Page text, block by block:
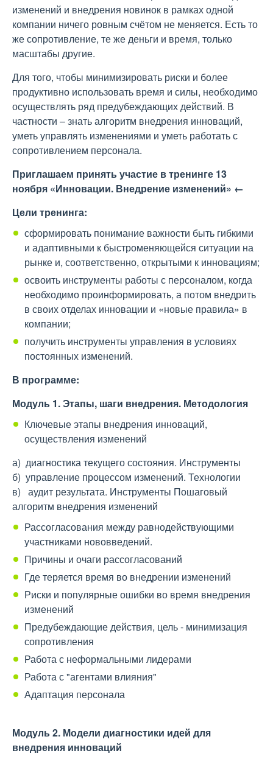
изменений и внедрения новинок в рамках одной
компании ничего ровным счётом не меняется. Есть то
же сопротивление, те же деньги и время, только
масштабы другие.
Для того, чтобы минимизировать риски и более
продуктивно использовать время и силы, необходимо
осуществлять ряд предубеждающих действий. В
частности – знать алгоритм внедрения инноваций,
уметь управлять изменениями и уметь работать с
сопротивлением персонала.
Приглашаем принять участие в тренинге 13
ноября «Инновации. Внедрение изменений» ←
Цели тренинга:
сформировать понимание важности быть гибкими
и адаптивными к быстроменяющейся ситуации на
рынке и, соответственно, открытыми к инновациям;
освоить инструменты работы с персоналом, когда
необходимо проинформировать, а потом внедрить
в своих отделах инновации и «новые правила» в
компании;
получить инструменты управления в условиях
постоянных изменений.
В программе:
Модуль 1.Этапы, шаги внедрения. Методология
Ключевые этапы внедрения инноваций,
осуществления изменений
а) диагностика текущего состояния. Инструменты
б) управление процессом изменений. Технологии
в) аудит результата. Инструменты Пошаговый
алгоритм внедрения изменений
Рассогласования между равнодействующими
участниками нововведений.
Причины и очаги рассогласований
Где теряется время во внедрении изменений
Риски и популярные ошибки во время внедрения
изменений
Предубеждающие действия, цель - минимизация
сопротивления
Работа с неформальными лидерами
Работа с "агентами влияния"
Адаптация персонала
Модуль 2. Модели диагностики идей для
внедрения инноваций